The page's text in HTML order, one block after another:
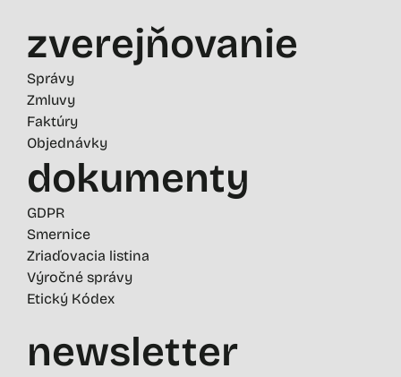
zverejňovanie
Správy
Zmluvy
Faktúry
Objednávky
dokumenty
GDPR
Smernice
Zriaďovacia listina
Výročné správy
Etický Kódex
newsletter